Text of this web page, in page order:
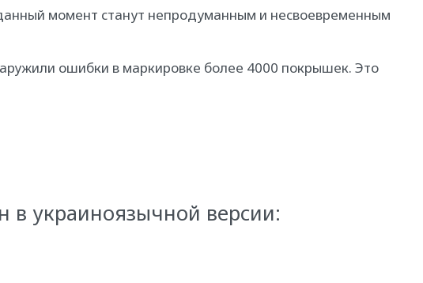
момент станут непродуманным и несвоевременным
ошибки в маркировке более 4000 покрышек. Это
в украиноязычной версии: